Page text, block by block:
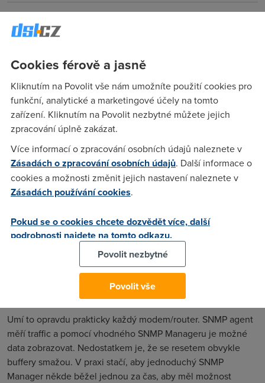
(31.1.2007 15:46:55)
porad pocitac coz nechci
Anonym(31.1.2007 16:47:28)
Cisco 876
Adam(31.1.2007 17:11:56)
Umí to např. Asus wl500g. Je to suprová mašinka,navíc má
u G664T pokud není zrovna v režimu bridge. Do toho Asusu
lze dohrát spoustu věcí,např Webserver,cron,php,atd. Nebo
například monitoring dat podle IP adres+grafy. Mám tam taky
rychlostní omezení pro určité IP a taky podle času.
(31.1.2007 17:49:48)
Umí to opravdu prakticky každý modem/router. SNMP agent
měří traffic a pomocí vhodného SNMP Manageru je možné
data zobrazovat. Nedostatkem je, že se resetem obvykle
buffery smažou. V praxi stačí, aby jednoduchý SNMP
Manager někde běžel jednou za čas, aby měl možnost
Cookies férově a jasně
Kliknutím na Povolit vše nám umožníte použití cookies pro
funkční, analytické a marketingové účely na tomto
zařízení. Kliknutím na Povolit nezbytné můžete jejich
zpracování úplně zakázat.
Více informací o zpracování osobních údajů naleznete v
Zásadách o zpracování osobních údajů. Další informace o
cookies a možnosti změnit jejich nastavení naleznete v
Zásadách používání cookies.
Pokud se o cookies chcete dozvědět více, další
podrobnosti najdete na tomto odkazu.
Povolit nezbytné
Povolit vše